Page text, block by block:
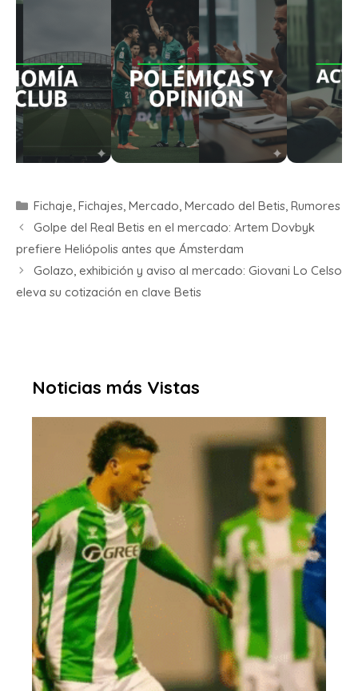
Fichaje Fichajes Mercado Mercado del Betis Rumores
Golpe del Real Betis en el mercado: Artem Dovbyk
prefiere Heliópolis antes que Ámsterdam
Golazo, exhibición y aviso al mercado: Giovani Lo Celso
eleva su cotización en clave Betis
Noticias más Vistas